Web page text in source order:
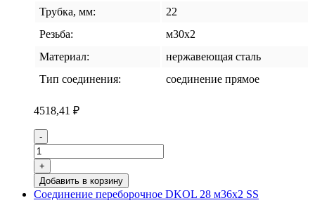
Трубка, мм:
22
Резьба:
м30х2
Материал:
нержавеющая сталь
Тип соединения:
соединение прямое
4518,41 ₽
Количество
товара
Соединение
переборочное
DKOL
22
-
+
Добавить в корзину
Соединение переборочное DKOL 28 м36х2 SS